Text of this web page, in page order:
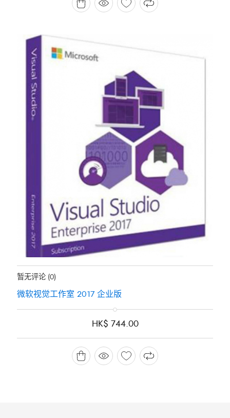
HK$ 699.00。
HK$ 159.99。
地位：有存货
暂无评论 (0)
微软视觉工作室 2017 企业版
HK$ 744.00